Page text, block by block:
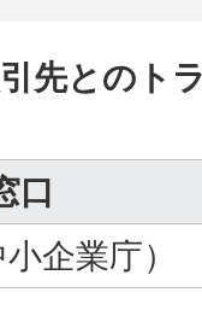
先とのト
口
企業庁）